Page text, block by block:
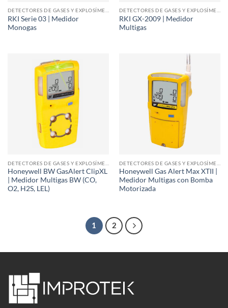
RKI Serie 03 | Medidor
Monogas
RKI GX-2009 | Medidor
Multigas
Honeywell BW GasAlert ClipXL
| Medidor Multigas BW (CO,
O2, H2S, LEL)
Honeywell Gas Alert Max XTII |
Medidor Multigas con Bomba
Motorizada
1 2